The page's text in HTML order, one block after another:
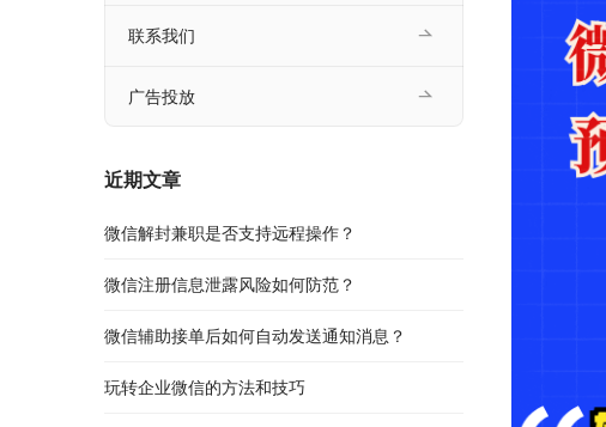
联系我们
广告投放
近期文章
微信解封兼职是否支持远程操作？
微信注册信息泄露风险如何防范？
微信辅助接单后如何自动发送通知消息？
玩转企业微信的方法和技巧